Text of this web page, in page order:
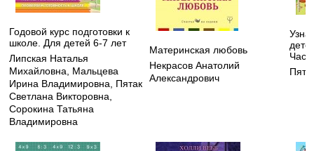
Годовой курс подготовки к
школе. Для детей 6-7 лет
Липская Наталья
Михайловна, Мальцева
Ирина Владимировна, Пятак
Светлана Викторовна,
Сорокина Татьяна
Владимировна
Материнская любовь
Некрасов Анатолий
Александрович